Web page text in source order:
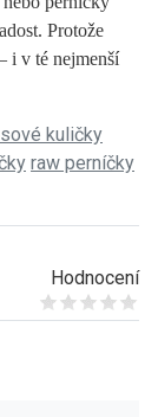
Protože
i v té nejmenší
kuličky
raw perníčky
Hodnocení
it 1/5
Give it 2/5
Give it 3/5
Give it 4/5
Give it 5/5